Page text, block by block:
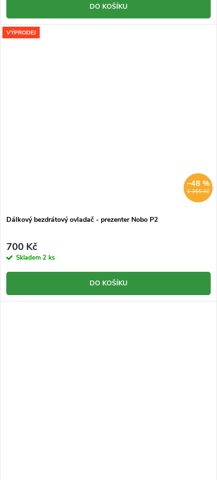
DO KOŠÍKU
VÝPRODEJ
1 355 Kč
–48 %
Dálkový bezdrátový ovladač - prezenter Nobo P2
700 Kč
Skladem 2 ks
DO KOŠÍKU